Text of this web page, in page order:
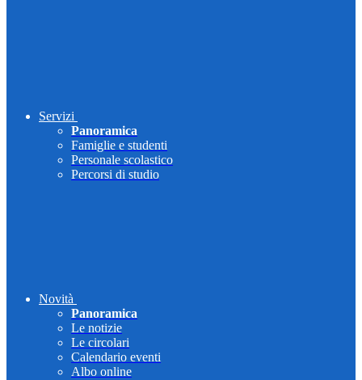
Servizi
Panoramica
Famiglie e studenti
Personale scolastico
Percorsi di studio
Novità
Panoramica
Le notizie
Le circolari
Calendario eventi
Albo online